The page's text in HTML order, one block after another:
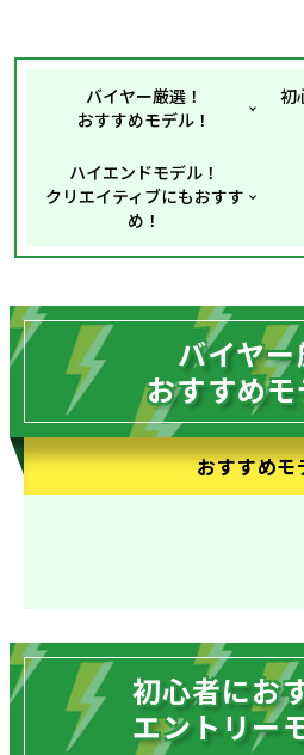
バイヤー厳選！
おすすめモデル！
初
ハイエンドモデル！
クリエイティブにもおすす
め！
バイヤ
おすすめモ
おすすめモ
初心者にお
エントリー